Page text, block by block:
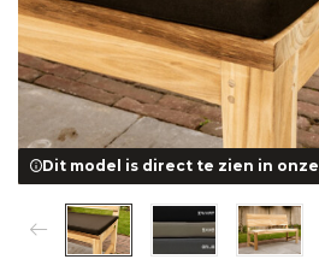
Dit model is direct te zien in onze